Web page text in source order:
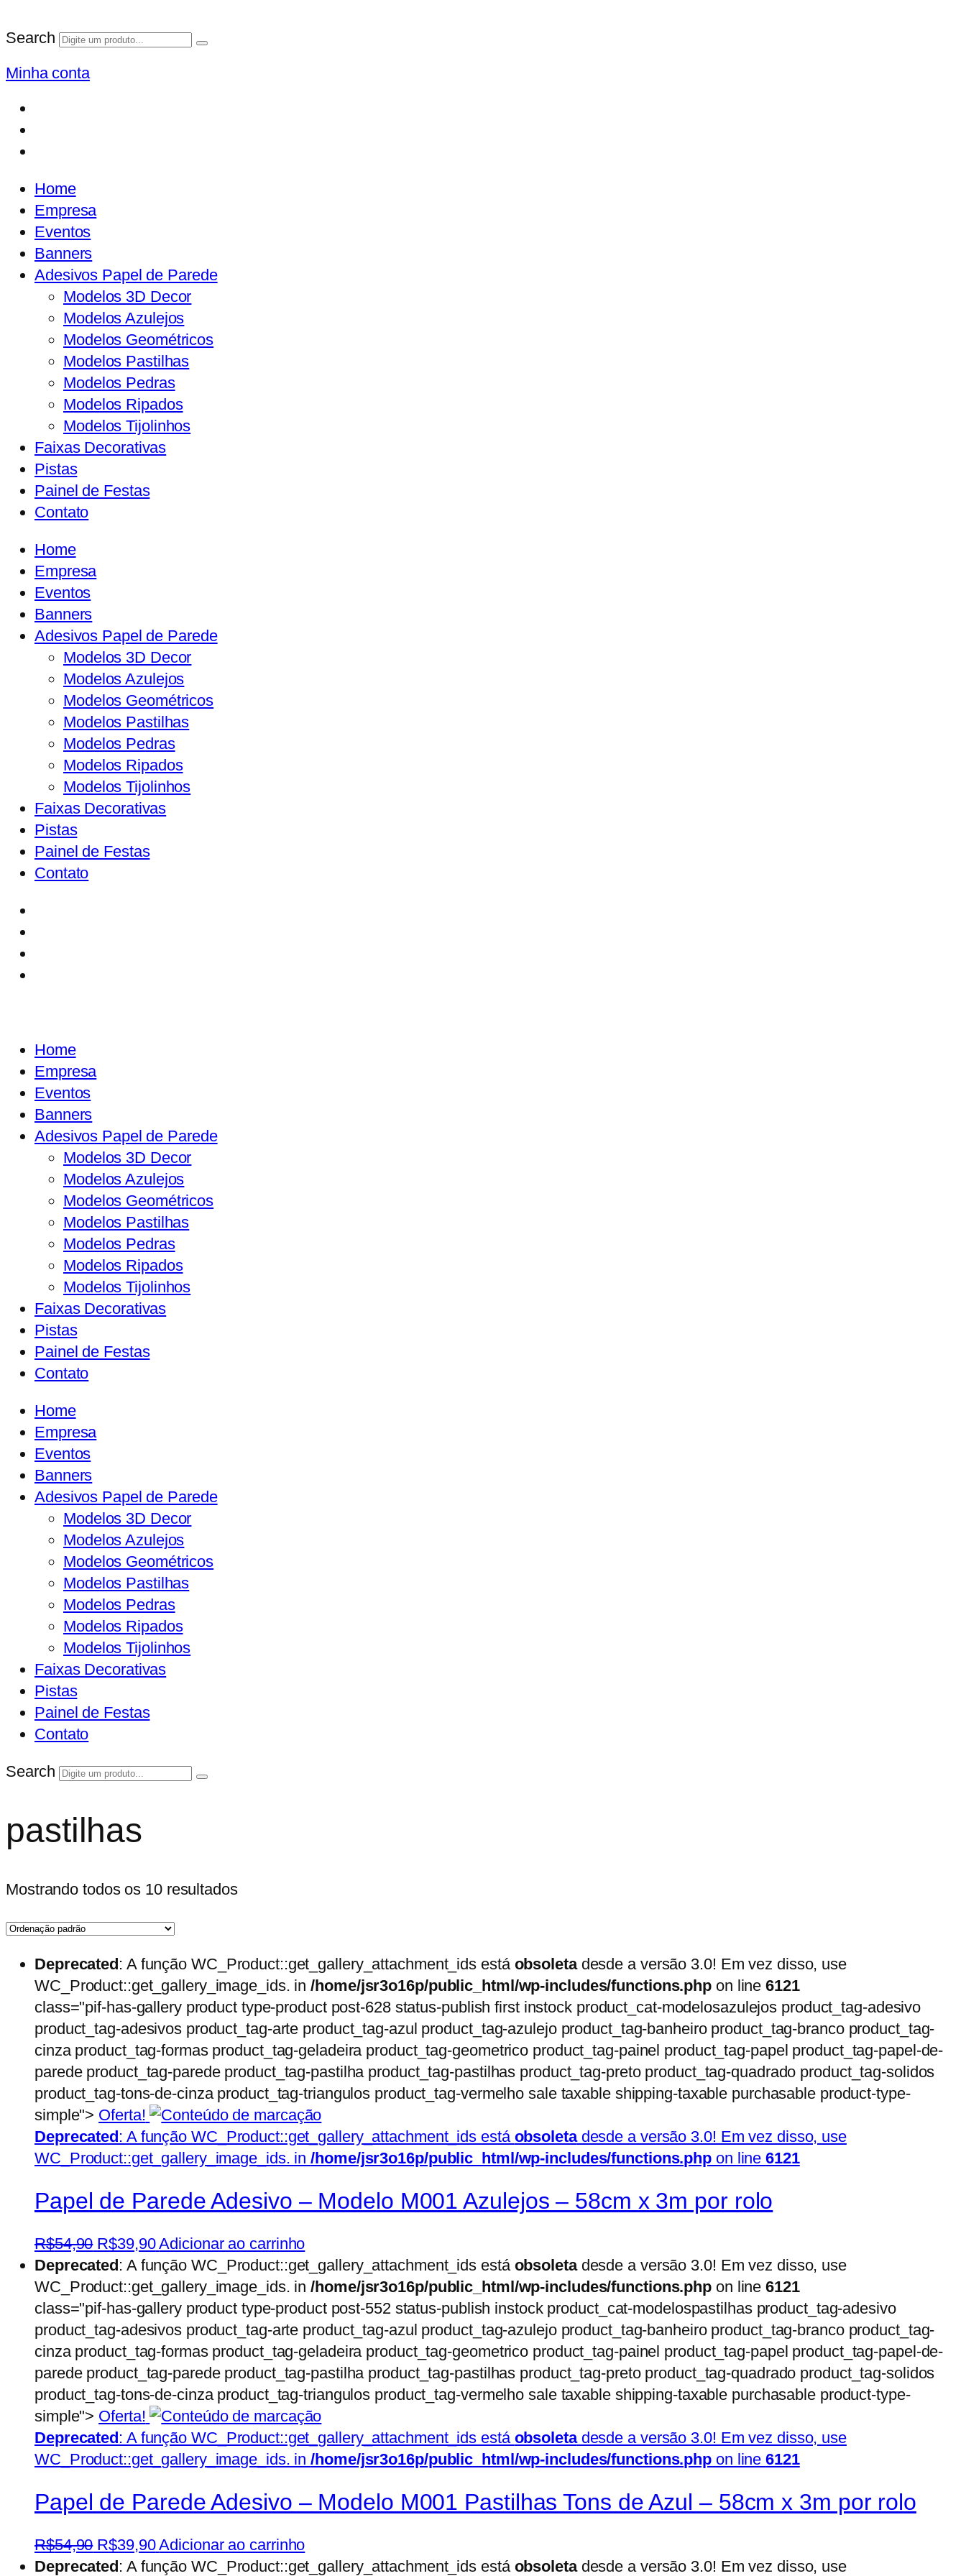
Search
Minha conta
Home
Empresa
Eventos
Banners
Adesivos Papel de Parede
Modelos 3D Decor
Modelos Azulejos
Modelos Geométricos
Modelos Pastilhas
Modelos Pedras
Modelos Ripados
Modelos Tijolinhos
Faixas Decorativas
Pistas
Painel de Festas
Contato
Home
Empresa
Eventos
Banners
Adesivos Papel de Parede
Modelos 3D Decor
Modelos Azulejos
Modelos Geométricos
Modelos Pastilhas
Modelos Pedras
Modelos Ripados
Modelos Tijolinhos
Faixas Decorativas
Pistas
Painel de Festas
Contato
Home
Empresa
Eventos
Banners
Adesivos Papel de Parede
Modelos 3D Decor
Modelos Azulejos
Modelos Geométricos
Modelos Pastilhas
Modelos Pedras
Modelos Ripados
Modelos Tijolinhos
Faixas Decorativas
Pistas
Painel de Festas
Contato
Home
Empresa
Eventos
Banners
Adesivos Papel de Parede
Modelos 3D Decor
Modelos Azulejos
Modelos Geométricos
Modelos Pastilhas
Modelos Pedras
Modelos Ripados
Modelos Tijolinhos
Faixas Decorativas
Pistas
Painel de Festas
Contato
Search
pastilhas
Mostrando todos os 10 resultados
Deprecated: A função WC_Product::get_gallery_attachment_ids está obsoletadesde a versão 3.0! Em vez disso, use
WC_Product::get_gallery_image_ids. in/home/jsr3o16p/public_html/wp-includes/functions.php on line6121
class="pif-has-gallery product type-product post-628 status-publish first instock product_cat-modelosazulejos product_tag-adesivo
product_tag-adesivos product_tag-arte product_tag-azul product_tag-azulejo product_tag-banheiro product_tag-branco product_tag-
cinza product_tag-formas product_tag-geladeira product_tag-geometrico product_tag-painel product_tag-papel product_tag-papel-de-
parede product_tag-parede product_tag-pastilha product_tag-pastilhas product_tag-preto product_tag-quadrado product_tag-solidos
product_tag-tons-de-cinza product_tag-triangulos product_tag-vermelho sale taxable shipping-taxable purchasable product-type-
simple"> Oferta!
Deprecated: A função WC_Product::get_gallery_attachment_ids está obsoletadesde a versão 3.0! Em vez disso, use
WC_Product::get_gallery_image_ids. in/home/jsr3o16p/public_html/wp-includes/functions.php on line6121
Papel de Parede Adesivo – Modelo M001 Azulejos – 58cm x 3m por rolo
R$54,90 O
preço
original
era:
R$54,90.
R$39,90O
preço
atual
é:
R$39,90.
Adicionar ao carrinho
Deprecated: A função WC_Product::get_gallery_attachment_ids está obsoletadesde a versão 3.0! Em vez disso, use
WC_Product::get_gallery_image_ids. in/home/jsr3o16p/public_html/wp-includes/functions.php on line6121
class="pif-has-gallery product type-product post-552 status-publish instock product_cat-modelospastilhas product_tag-adesivo
product_tag-adesivos product_tag-arte product_tag-azul product_tag-azulejo product_tag-banheiro product_tag-branco product_tag-
cinza product_tag-formas product_tag-geladeira product_tag-geometrico product_tag-painel product_tag-papel product_tag-papel-de-
parede product_tag-parede product_tag-pastilha product_tag-pastilhas product_tag-preto product_tag-quadrado product_tag-solidos
product_tag-tons-de-cinza product_tag-triangulos product_tag-vermelho sale taxable shipping-taxable purchasable product-type-
simple"> Oferta!
Deprecated: A função WC_Product::get_gallery_attachment_ids está obsoletadesde a versão 3.0! Em vez disso, use
WC_Product::get_gallery_image_ids. in/home/jsr3o16p/public_html/wp-includes/functions.php on line6121
Papel de Parede Adesivo – Modelo M001 Pastilhas Tons de Azul – 58cm x 3m por rolo
R$54,90 O
preço
R$39,90O
preço
Adicionar ao carrinho
Deprecated: A função WC_Product::get_gallery_attachment_ids está obsoletadesde a versão 3.0! Em vez disso, use